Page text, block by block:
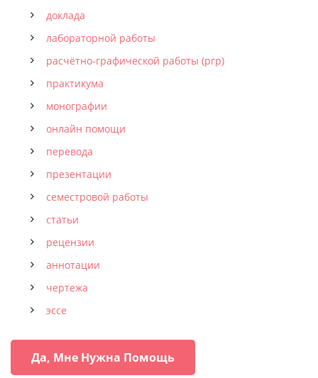
доклада
лабораторной работы
расчётно-графической работы (ргр)
практикума
монографии
онлайн помощи
перевода
презентации
семестровой работы
статьи
рецензии
аннотации
чертежа
эссе
Да, Мне Нужна Помощь